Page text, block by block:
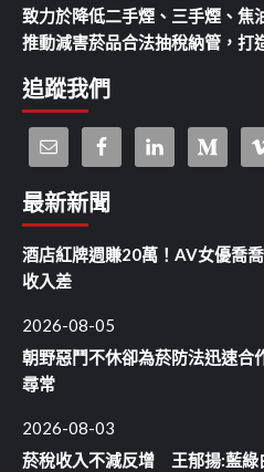
致力於降低二手煙、三手煙、焦
推動減害菸品合法抽稅納管，打
追蹤我們
最新新聞
酒店紅牌週賺20萬！AV女優喬
收入差
2026-08-05
朝野惡鬥不休卻為菸防法迅速
尋常
2026-08-03
菸稅收入不減反增 王郁揚:藍綠